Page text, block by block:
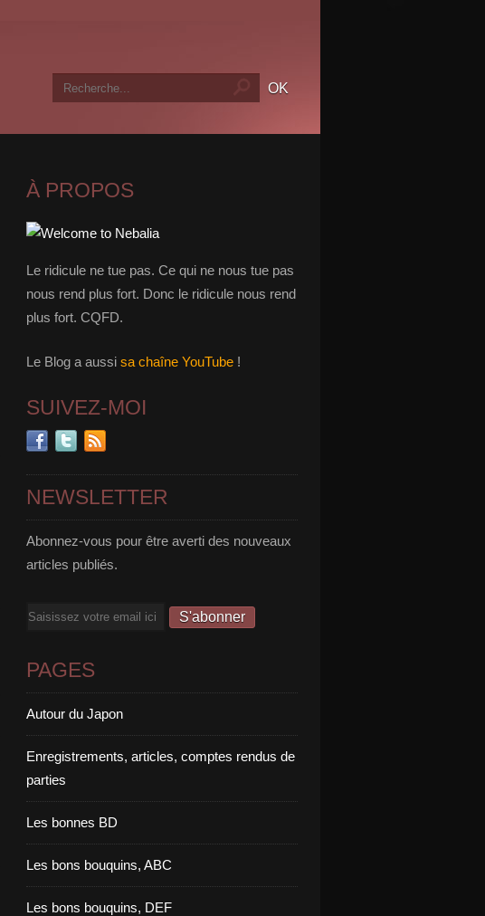
À PROPOS
Le ridicule ne tue pas. Ce qui ne nous tue pas
nous rend plus fort. Donc le ridicule nous rend
plus fort. CQFD.
Le Blog a aussi sa chaîne YouTube !
SUIVEZ-MOI
NEWSLETTER
Abonnez-vous pour être averti des nouveaux
articles publiés.
Email
PAGES
Autour du Japon
Enregistrements, articles, comptes rendus de
parties
Les bonnes BD
Les bons bouquins, ABC
Les bons bouquins, DEF